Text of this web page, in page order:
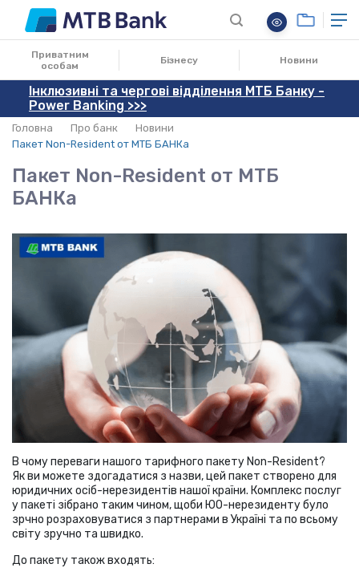
Приватним
особам
Бізнесу Новини
Інклюзивні та чергові відділення МТБ Банку -
Power Banking >>>
Головна Про банк
Новини
Пакет Non-Resident от МТБ БАНКа
Пакет Non-Resident от МТБ
БАНКа
21.12.2020
В чому переваги нашого тарифного пакету Non-Resident?
Як ви можете здогадатися з назви, цей пакет створено для
юридичних осіб-нерезидентів нашої країни. Комплекс послуг
у пакеті зібрано таким чином, щоби ЮО-нерезиденту було
зрчно розраховуватися з партнерами в Україні та по всьому
світу зручно та швидко.
До пакету також входять: